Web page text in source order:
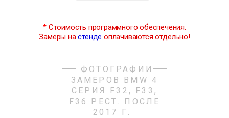
* Стоимость программного обеспечения.
Замеры настенде оплачиваются отдельно!
ФОТОГРАФИИ
ЗАМЕРОВ BMW 4
СЕРИЯ F32, F33,
F36 РЕСТ. ПОСЛЕ
2017 Г.